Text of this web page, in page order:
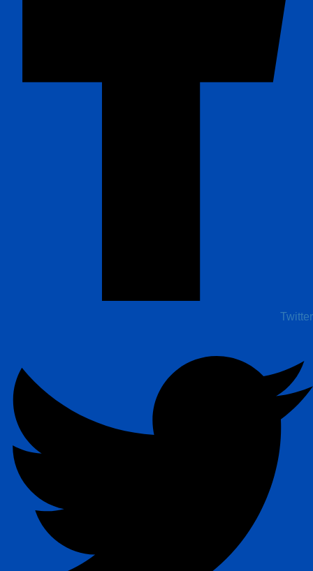
Twitter